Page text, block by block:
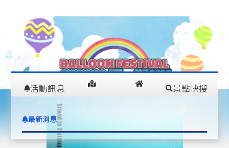
車
活動訊息
景點快搜
最新消息